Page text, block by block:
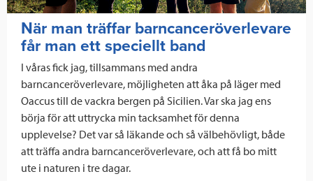
När man träffar barncanceröverlevare
får man ett speciellt band
I våras fick jag, tillsammans med andra
barncanceröverlevare, möjligheten att åka på läger med
Oaccus till de vackra bergen på Sicilien. Var ska jag ens
börja för att uttrycka min tacksamhet för denna
upplevelse? Det var så läkande och så välbehövligt, både
att träffa andra barncanceröverlevare, och att få bo mitt
ute i naturen i tre dagar.